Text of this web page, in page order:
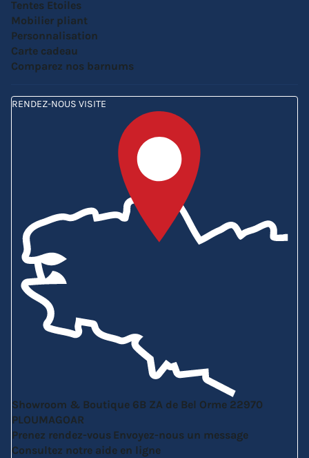
Tentes Etoiles
Mobilier pliant
Personnalisation
Carte cadeau
Comparez nos barnums
RENDEZ-NOUS VISITE
Showroom & Boutique 6B ZA de Bel Orme 22970
PLOUMAGOAR
Prenez rendez-vous Envoyez-nous un message
Consultez notre aide en ligne